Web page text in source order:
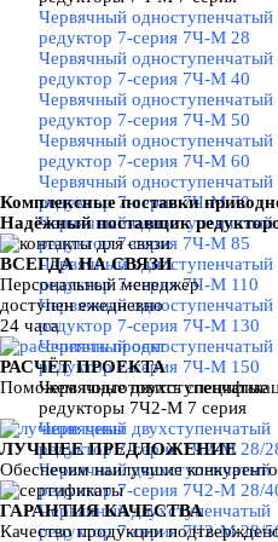
Червячный одноступенчатый
редуктор 7-серия 7Ч-М 28
Червячный одноступенчатый
редуктор 7-серия 7Ч-М 40
Червячный одноступенчатый
редуктор 7-серия 7Ч-М 50
Червячный одноступенчатый
редуктор 7-серия 7Ч-М 60
Червячный одноступенчатый
редуктор 7-серия 7Ч-М 70
Червячный одноступенчатый
редуктор 7-серия 7Ч-М 85
Червячный одноступенчатый
редуктор 7-серия 7Ч-М 110
Червячный одноступенчатый
редуктор 7-серия 7Ч-М 130
Червячный одноступенчатый
редуктор 7-серия 7Ч-М 150
Червячные двухступенчатые
редукторы 7Ч2-М 7 серия
Червячный двухступенчатый
редуктор 7-серия 7Ч2-М 28/
Червячный двухступенчатый
редуктор 7-серия 7Ч2-М 28/
Червячный двухступенчатый
редуктор 7-серия 7Ч2-М 28/
Комплексные поставки
Надёжный поставщик
ВСЕГДА НА СВЯЗИ
Персональный менеджер
доступен ежедневно
24 часа
РАСЧЁТ ПРОЕКТА
Поможем подготовить
ЛУЧШЕЕ ПРЕДЛОЖЕНИЕ
Обеспечим наилучшие
ГАРАНТИЯ КАЧЕСТВА
Качество продукции